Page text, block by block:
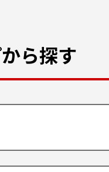
ら探す